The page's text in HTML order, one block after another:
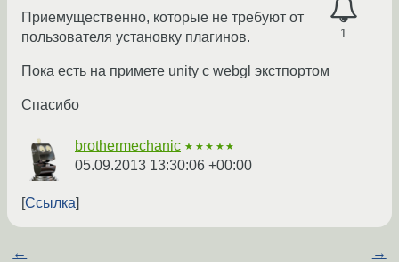
1
Приемущественно, которые не требуют от
пользователя установку плагинов.
Пока есть на примете unity с webgl экстпортом
Спасибо
brothermechanic ★★★★★
05.09.2013 13:30:06 +00:00
Ссылка
← →